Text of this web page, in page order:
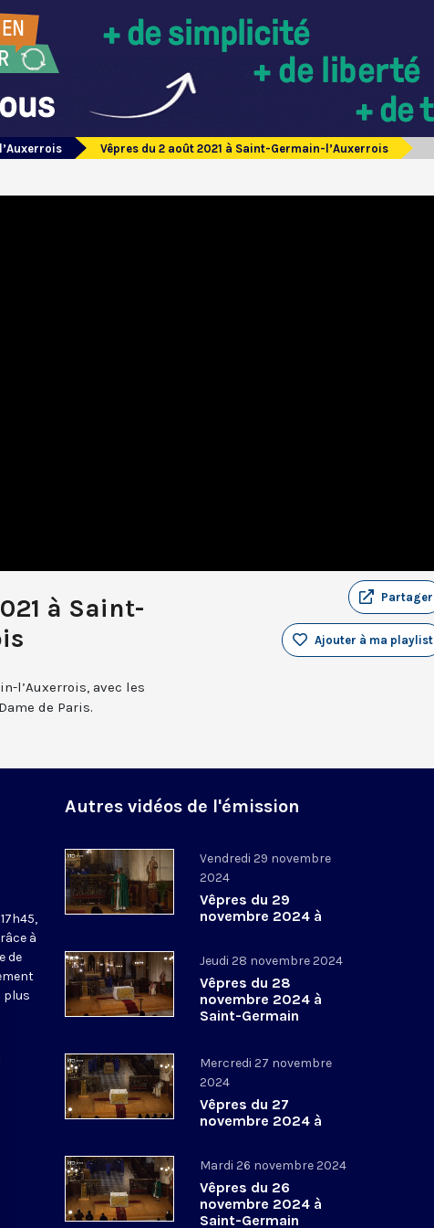
Vêpres du 2 août 2021 à Saint-Germain-l’Auxerrois
à Saint-
Partager
Ajouter à ma playlist
l’Auxerrois, avec les
de Paris.
à
de
plus
Autres vidéos de l'émission
Vendredi 29 novembre
2024
Vêpres du 29
novembre 2024 à
Jeudi 28 novembre 2024
Vêpres du 28
novembre 2024 à
Saint-Germain
Mercredi 27 novembre
2024
Vêpres du 27
novembre 2024 à
Mardi 26 novembre 2024
Vêpres du 26
novembre 2024 à
Saint-Germain